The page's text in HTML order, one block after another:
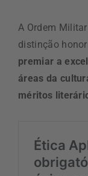
A Ordem
distinção
premiar a
áreas da
méritos